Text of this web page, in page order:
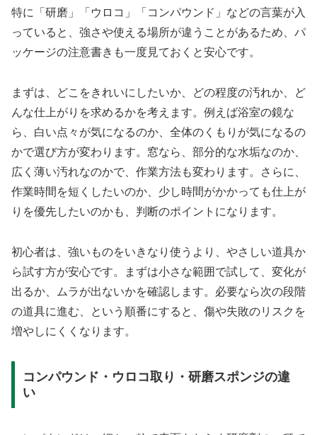
特に「研磨」「ウロコ」「コンパウンド」などの言葉が入
っていると、強さや使える場所が違うことがあるため、パ
ッケージの注意書きも一度見ておくと安心です。
まずは、どこをきれいにしたいか、どの程度の汚れか、ど
んな仕上がりを求めるかを考えます。例えば浴室の鏡な
ら、白い点々が気になるのか、全体のくもりが気になるの
かで選び方が変わります。窓なら、部分的な水垢なのか、
広く薄い汚れなのかで、作業方法も変わります。さらに、
作業時間を短くしたいのか、少し時間がかかっても仕上が
りを優先したいのかも、判断のポイントになります。
初心者は、強いものをいきなり使うより、やさしい道具か
ら試す方が安心です。まずは小さな範囲で試して、変化が
出るか、ムラが出ないかを確認します。必要なら次の段階
の道具に進む、という順番にすると、傷や失敗のリスクを
増やしにくくなります。
コンパウンド・ウロコ取り・研磨スポンジの違
い